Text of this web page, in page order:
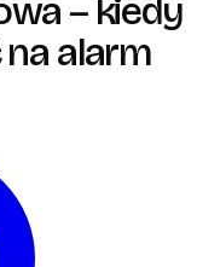
– kiedy
alarm